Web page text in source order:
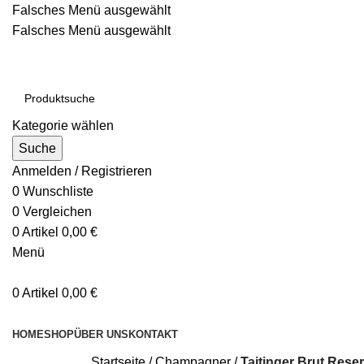
Falsches Menü ausgewählt
Falsches Menü ausgewählt
Kategorie wählen
Suche
Anmelden / Registrieren
0 Wunschliste
0 Vergleichen
0Artikel 0,00 €
Menü
0Artikel 0,00 €
HOMESHOPÜBER UNS KONTAKT